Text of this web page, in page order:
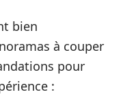
bien
à couper
pour
: